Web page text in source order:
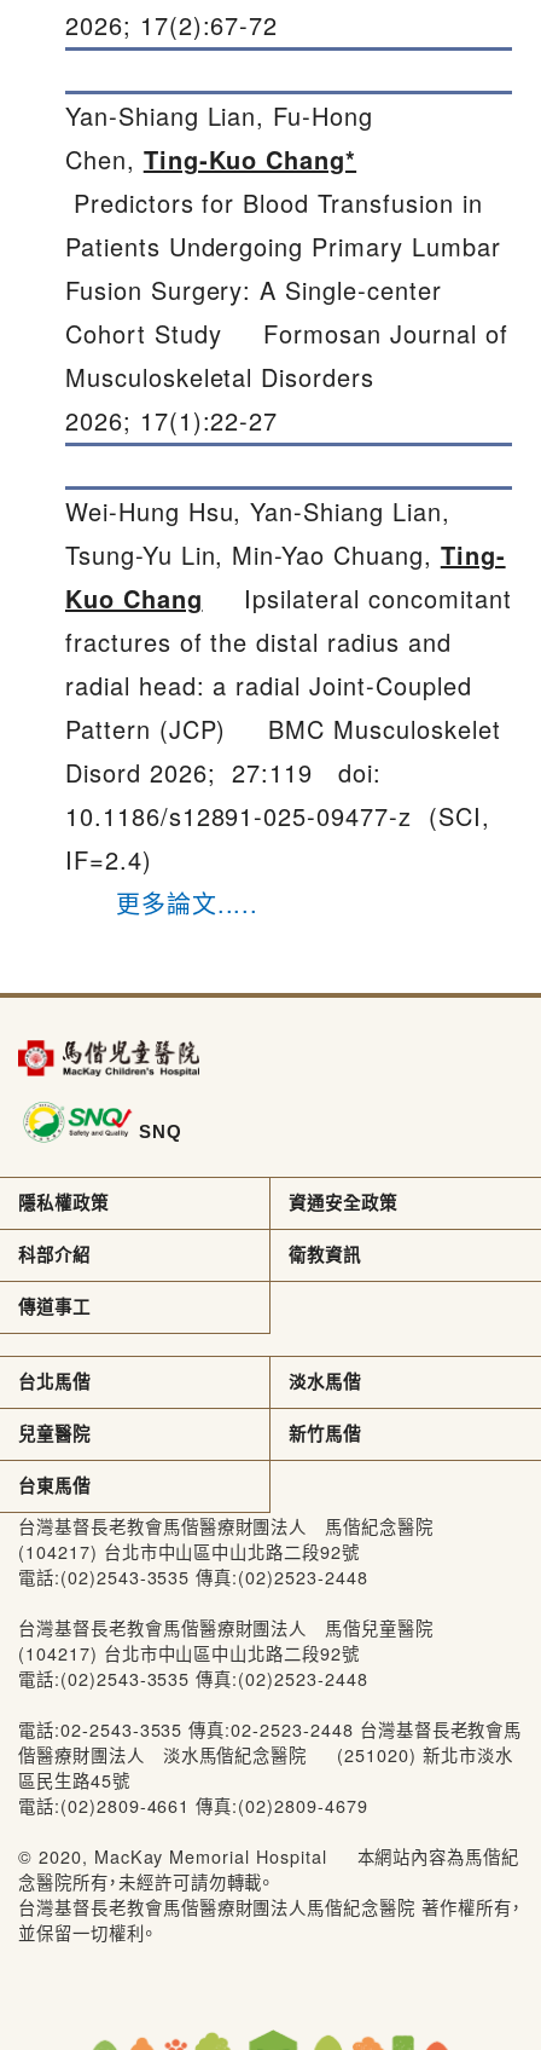
2026; 17(2):67-72
Yan‑Shiang Lian, Fu‑Hong
Chen, Ting‑Kuo Chang*
Predictors for Blood Transfusion in
Patients Undergoing Primary Lumbar
Fusion Surgery: A Single‑center
Cohort Study Formosan Journal of
Musculoskeletal Disorders
2026; 17(1):22-27
Wei-Hung Hsu, Yan-Shiang Lian,
Tsung-Yu Lin, Min-Yao Chuang, Ting-
Kuo Chang Ipsilateral concomitant
fractures of the distal radius and
radial head: a radial Joint-Coupled
Pattern (JCP) BMC Musculoskelet
Disord 2026; 27:119 doi:
10.1186/s12891-025-09477-z (SCI,
IF=2.4)
更多論文.....
SNQ
隱私權政策 資通安全政策
科部介紹 衛教資訊
傳道事工
台北馬偕 淡水馬偕
兒童醫院 新竹馬偕
台東馬偕
台灣基督長老教會馬偕醫療財團法人 馬偕紀念醫院
(104217) 台北市中山區中山北路二段92號
電話:(02)2543-3535 傳真:(02)2523-2448
台灣基督長老教會馬偕醫療財團法人 馬偕兒童醫院
(104217) 台北市中山區中山北路二段92號
電話:(02)2543-3535 傳真:(02)2523-2448
電話:02-2543-3535 傳真:02-2523-2448 台灣基督長老教會馬
偕醫療財團法人 淡水馬偕紀念醫院 (251020) 新北市淡水
區民生路45號
電話:(02)2809-4661 傳真:(02)2809-4679
© 2020, MacKay Memorial Hospital 本網站內容為馬偕紀
念醫院所有，未經許可請勿轉載。
台灣基督長老教會馬偕醫療財團法人馬偕紀念醫院 著作權所有，
並保留一切權利。